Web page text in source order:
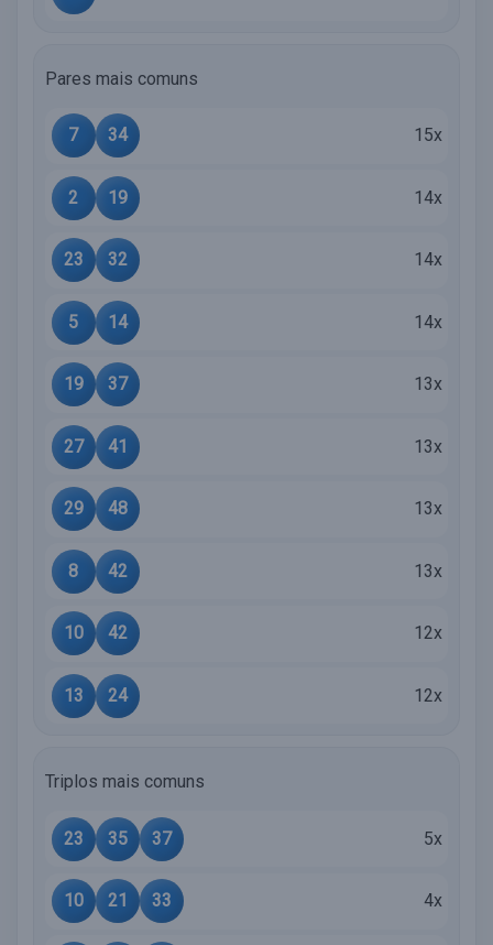
Pares mais comuns
7 34 15x
2 19 14x
23 32 14x
5 14 14x
19 37 13x
27 41 13x
29 48 13x
8 42 13x
10 42 12x
13 24 12x
Triplos mais comuns
23 35 37 5x
10 21 33 4x